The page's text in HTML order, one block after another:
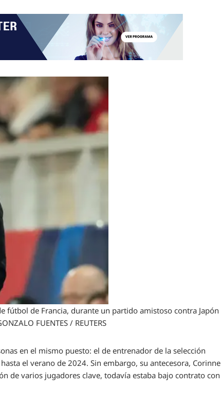
fútbol de Francia, durante un partido amistoso contra Japón
FUENTES / REUTERS
en el mismo puesto: el de entrenador de la selección
el verano de 2024. Sin embargo, su antecesora, Corinne
de varios jugadores clave, todavía estaba bajo contrato con